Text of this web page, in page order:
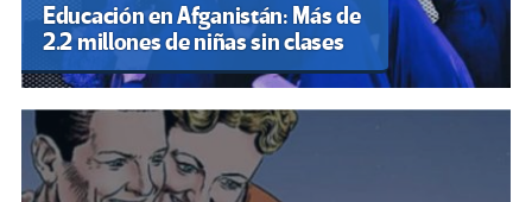
Educación en Afganistán: Más de
2.2 millones de niñas sin clases